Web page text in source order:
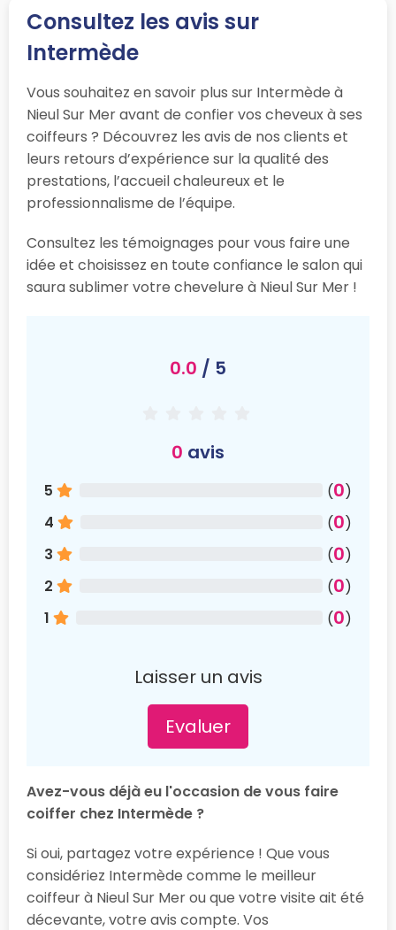
Consultez les avis sur
Intermède
Vous souhaitez en savoir plus sur Intermède à
Nieul Sur Mer avant de confier vos cheveux à ses
coiffeurs ? Découvrez les avis de nos clients et
leurs retours d’expérience sur la qualité des
prestations, l’accueil chaleureux et le
professionnalisme de l’équipe.
Consultez les témoignages pour vous faire une
idée et choisissez en toute confiance le salon qui
saura sublimer votre chevelure à Nieul Sur Mer !
0.0 / 5
0 avis
5 (0)
4
(0)
3
(0)
2
(0)
1
(0)
Laisser un avis
Evaluer
Avez-vous déjà eu l'occasion de vous faire
coiffer chez Intermède ?
Si oui, partagez votre expérience ! Que vous
considériez Intermède comme le meilleur
coiffeur à Nieul Sur Mer ou que votre visite ait été
décevante, votre avis compte. Vos